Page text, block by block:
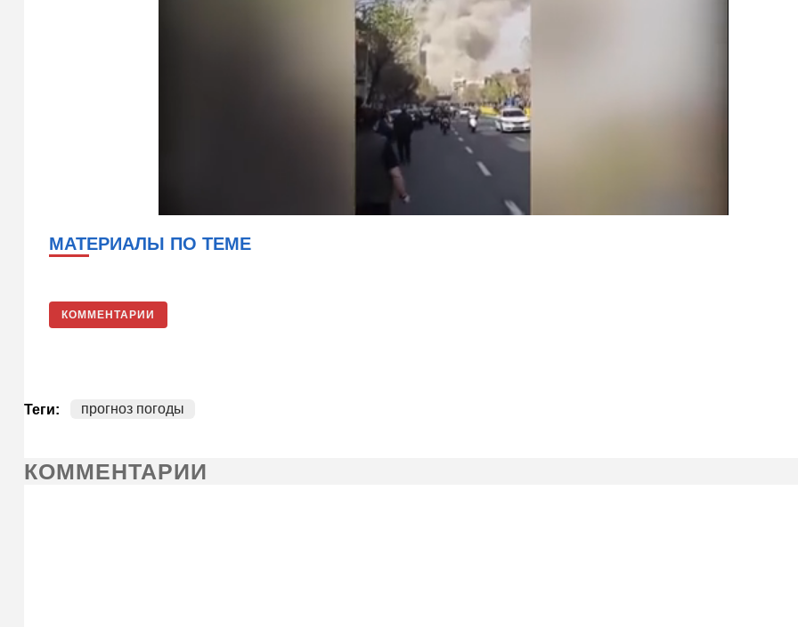
МАТЕРИАЛЫ ПО ТЕМЕ
КОММЕНТАРИИ
Теги: прогноз погоды
КОММЕНТАРИИ